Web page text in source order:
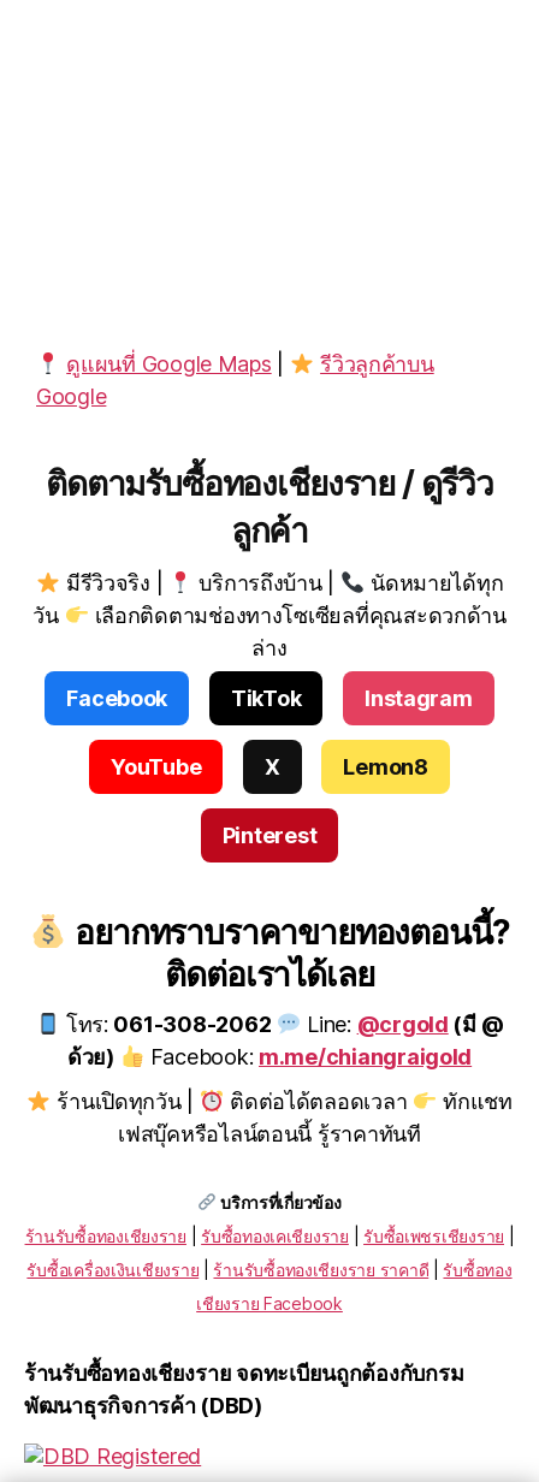
ดูแผนที่ Google Maps
รีวิวลูกค้าบน
Google
ติดตามรับซื้อทองเชียงราย / ดูรีวิว
ลูกค้า
มีรีวิวจริง | บริการถึงบ้าน |
นัดหมายได้ทุก
วัน
เลือกติดตามช่องทางโซเซียลที่คุณสะดวกด้าน
ล่าง
Facebook
TikTok Instagram
YouTube X Lemon8
Pinterest
อยากทราบราคาขายทองตอนนี้?
ติดต่อเราได้เลย
โทร: 061-308-2062 Line: @crgold (มี @
ด้วย)
Facebook: m.me/chiangraigold
ร้านเปิดทุกวัน |
ติดต่อได้ตลอดเวลา
ทักแชท
เฟสบุ๊คหรือไลน์ตอนนี้ รู้ราคาทันที
บริการที่เกี่ยวข้อง
ร้านรับซื้อทองเชียงราย
รับซื้อทองเคเชียงราย รับซื้อเพชรเชียงราย
รับซื้อเครื่องเงินเชียงราย
ร้านรับซื้อทองเชียงราย ราคาดี
รับซื้อทอง
เชียงราย Facebook
ร้านรับซื้อทองเชียงราย จดทะเบียนถูกต้องกับกรม
พัฒนาธุรกิจการค้า (DBD)